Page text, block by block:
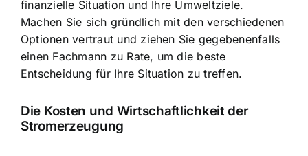
finanzielle Situation und Ihre Umweltziele.
Machen Sie sich gründlich mit den verschiedenen
Optionen vertraut und ziehen Sie gegebenenfalls
einen Fachmann zu Rate, um die beste
Entscheidung für Ihre Situation zu treffen.
Die Kosten und Wirtschaftlichkeit der
Stromerzeugung